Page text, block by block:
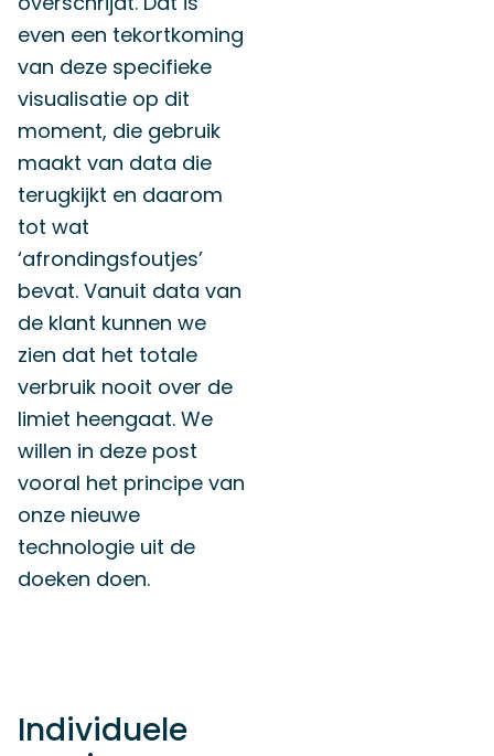
even een tekortkoming
van deze specifieke
visualisatie op dit
moment, die gebruik
maakt van data die
terugkijkt en daarom
tot wat
‘afrondingsfoutjes’
bevat. Vanuit data van
de klant kunnen we
zien dat het totale
verbruik nooit over de
limiet heengaat. We
willen in deze post
vooral het principe van
onze nieuwe
technologie uit de
doeken doen.
Individuele